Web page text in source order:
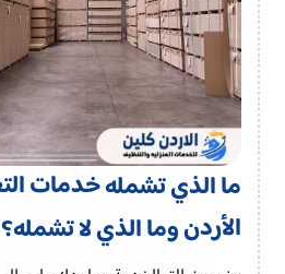
ما الذي تشملهخدمات
الأردنوما الذي لا تشمله؟